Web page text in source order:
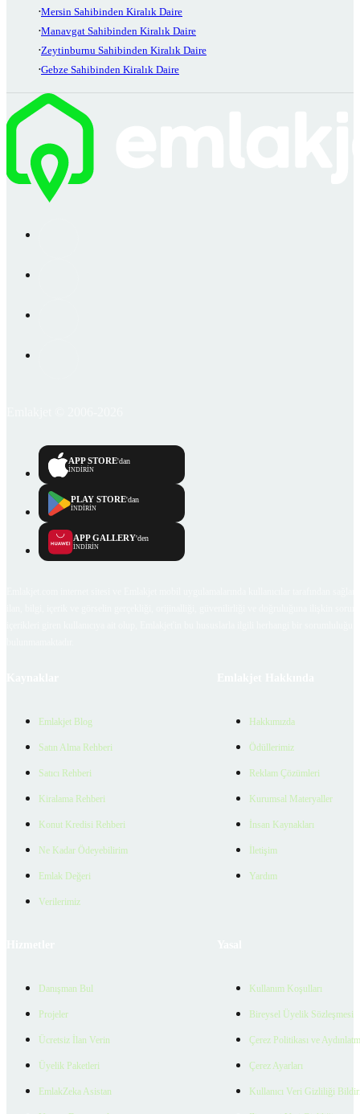
Mersin Sahibinden Kiralık Daire
Manavgat Sahibinden Kiralık Daire
Zeytinburnu Sahibinden Kiralık Daire
Gebze Sahibinden Kiralık Daire
APP STORE'dan
İNDİRİN
PLAY STORE'dan
İNDİRİN
APP GALLERY'den
İNDİRİN
Emlakjet Blog
Satın Alma Rehberi
Satıcı Rehberi
Kiralama Rehberi
Konut Kredisi Rehberi
Ne Kadar Ödeyebilirim
Emlak Değeri
Verilerimiz
Hakkımızda
Ödüllerimiz
Reklam Çözümleri
Kurumsal Materyaller
İnsan Kaynakları
İletişim
Yardım
Danışman Bul
Projeler
Ücretsiz İlan Verin
Üyelik Paketleri
EmlakZeka Asistan
Kullanım Koşulları
Bireysel Üyelik Sözleşmesi
Çerez Politikası ve
Çerez Ayarları
Kullanıcı Veri Gizliliği